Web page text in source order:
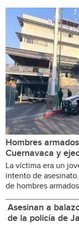
Hombres
Cuernavaca y
La víctima era un
intento de
de hombres
Asesinan a
de la policía de